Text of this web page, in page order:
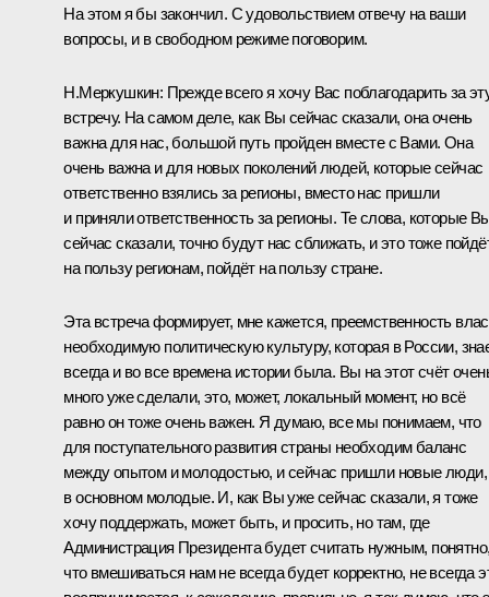
На этом я бы закончил. С удовольствием отвечу на ваши
вопросы, и в свободном режиме поговорим.
Н.Меркушкин: Прежде всего я хочу Вас поблагодарить за
встречу. На самом деле, как Вы сейчас сказали, она очень
важна для нас, большой путь пройден вместе с Вами. Она
очень важна и для новых поколений людей, которые сейчас
ответственно взялись за регионы, вместо нас пришли
и приняли ответственность за регионы. Те слова, которые
сейчас сказали, точно будут нас сближать, и это тоже
на пользу регионам, пойдёт на пользу стране.
Эта встреча формирует, мне кажется, преемственность
необходимую политическую культуру, которая в России,
всегда и во все времена истории была. Вы на этот счёт
много уже сделали, это, может, локальный момент, но всё
равно он тоже очень важен. Я думаю, все мы понимаем, что
для поступательного развития страны необходим баланс
между опытом и молодостью, и сейчас пришли новые люди,
в основном молодые. И, как Вы уже сейчас сказали, я тоже
хочу поддержать, может быть, и просить, но там, где
Администрация Президента будет считать нужным,
что вмешиваться нам не всегда будет корректно, не всегда